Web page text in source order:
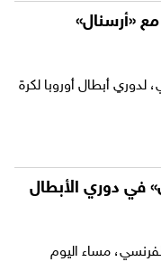
«أرسنال»
لدوري أبطال أوروبا لكرة
في دوري الأبطال
مساء اليوم